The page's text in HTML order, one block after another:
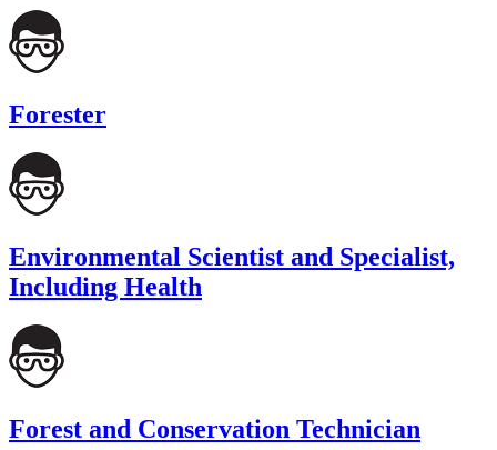
Forester
Environmental Scientist and Specialist,
Including Health
Forest and Conservation Technician